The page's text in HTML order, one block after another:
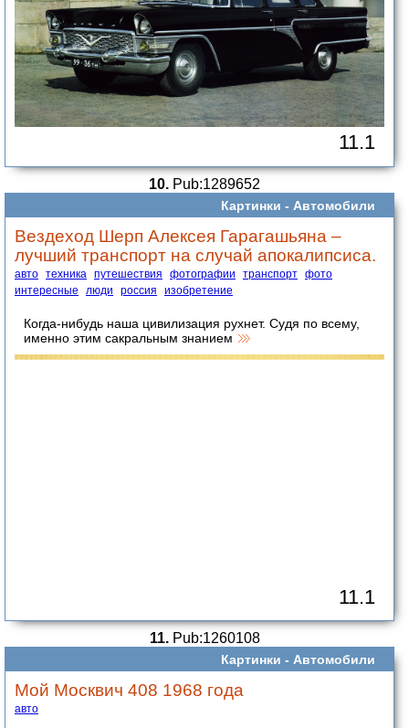
11.1
10. Pub:1289652
Картинки - Автомобили
Вездеход Шерп Алексея Гарагашьяна –
лучший транспорт на случай апокалипсиса.
авто техника путешествия фотографии транспорт фото
интересные
люди россия изобретение
Когда-нибудь наша цивилизация рухнет. Судя по всему,
именно этим сакральным знанием
11.1
11.Pub:1260108
Картинки - Автомобили
Мой Москвич 408 1968 года
авто